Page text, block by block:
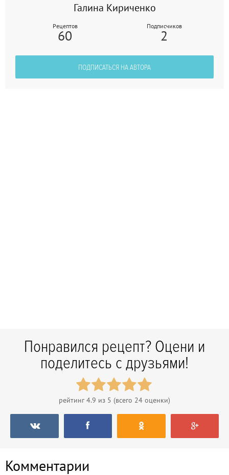
Галина Кириченко
Рецептов
60
Подписчиков
2
ПОДПИСАТЬСЯ НА АВТОРА
Понравился рецепт? Оцени и
поделитесь с друзьями!
рейтинг4.9 из 5 (всего 24 оценки)
Комментарии